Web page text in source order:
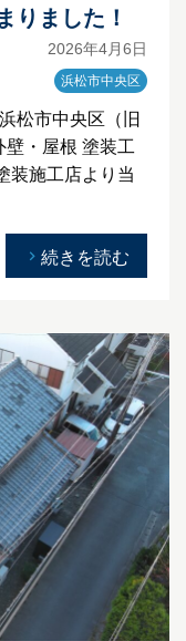
りました！
2026年4月6日
浜松市中央区
松市中央区（旧
・屋根 塗装工
装施工店より当
続きを読む